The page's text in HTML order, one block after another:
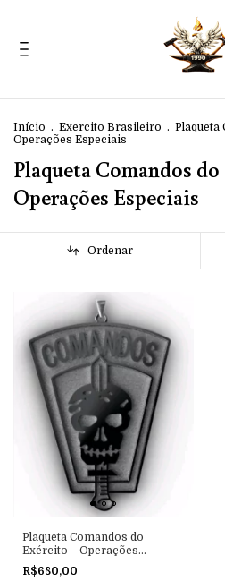
Início . Exercito Brasileiro . Plaqueta
Operações Especiais
Plaqueta Comandos
Operações Especiais
Ordenar
Plaqueta Comandos do
Exército – Operações
Especiais
R$680,00